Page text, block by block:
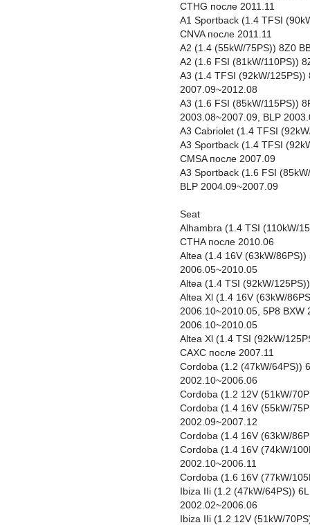
CTHG после 2011.11
A1 Sportback (1.4 TFSI
CNVA после 2011.11
A2 (1.4 (55kW/75PS)) 8Z0
A2 (1.6 FSI (81kW/110PS))
A3 (1.4 TFSI (92kW/125PS))
2007.09~2012.08
A3 (1.6 FSI (85kW/115PS))
2003.08~2007.09, BLP
A3 Cabriolet (1.4 TFSI
A3 Sportback (1.4 TFSI
CMSA после 2007.09
A3 Sportback (1.6 FSI
BLP 2004.09~2007.09
Seat
Alhambra (1.4 TSI (110kW/
CTHA после 2010.06
Altea (1.4 16V (63kW/
2006.05~2010.05
Altea (1.4 TSI (92kW/
Altea Xl (1.4 16V (63kW/
2006.10~2010.05, 5P8 BXW
2006.10~2010.05
Altea Xl (1.4 TSI (92kW/
CAXC после 2007.11
Cordoba (1.2 (47kW/64PS))
2002.10~2006.06
Cordoba (1.2 12V (51kW/
Cordoba (1.4 16V (55kW/
2002.09~2007.12
Cordoba (1.4 16V (63kW/
Cordoba (1.4 16V (74kW/
2002.10~2006.11
Cordoba (1.6 16V (77kW/
Ibiza IIi (1.2 (47kW/64PS))
2002.02~2006.06
Ibiza IIi (1.2 12V (51kW/